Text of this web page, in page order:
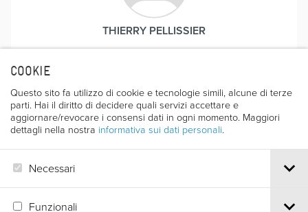
COOKIE
Questo sito fa utilizzo di cookie e tecnologie simili, alcune di terze
parti. Hai il diritto di decidere quali servizi accettare e
aggiornare/revocare i consensi dati in ogni momento. Maggiori
dettagli nella nostra informativa sui dati personali.
Necessari
Funzionali
THIERRY PELLISSIER
Premi
Ed. 2000